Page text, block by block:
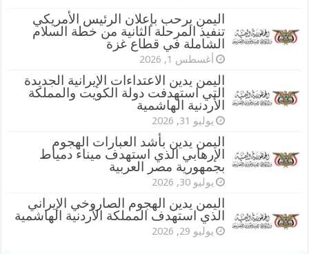
اليمن يرحب بإعلان الرئيس الأمريكي
تنفيذ المرحلة الثانية من خطة السلام
الشاملة في قطاع غزة
أغسطس 1, 2026
اليمن يدين الاعتداءات الإيرانية الجديدة
التي استهدفت دولة الكويت والمملكة
الأردنية الهاشمية
يوليو 31, 2026
اليمن يدين بأشد العبارات الهجوم
الإرهابي الذي استهدف ميناء دمياط
بجمهورية مصر العربية
يوليو 30, 2026
اليمن يدين الهجوم الصاروخي الإيراني
الذي استهدف المملكة الأردنية الهاشمية
يوليو 29, 2026